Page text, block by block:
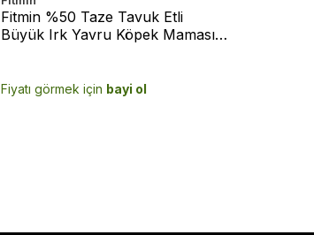
Fitmin %50 Taze Tavuk Etli
Büyük Irk Yavru Köpek Maması
Fiyatı görmek için bayi ol